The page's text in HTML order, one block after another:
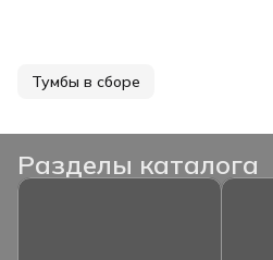
Тумбы в сборе
Разделы каталога